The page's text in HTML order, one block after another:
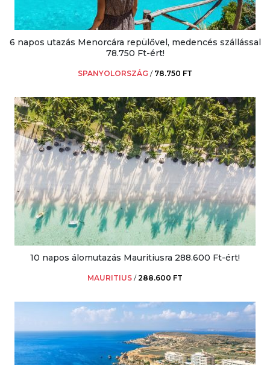
6 napos utazás Menorcára repülővel, medencés szállással
78.750 Ft-ért!
SPANYOLORSZÁG / 78.750 FT
10 napos álomutazás Mauritiusra 288.600 Ft-ért!
MAURITIUS /288.600 FT